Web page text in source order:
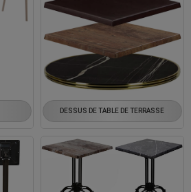
DESSUS DE TABLE DE TERRASSE